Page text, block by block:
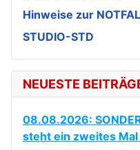
Hinweise zur
STUDIO-STD
NEUESTE
08.08.2026:
steht ein zweites Mal